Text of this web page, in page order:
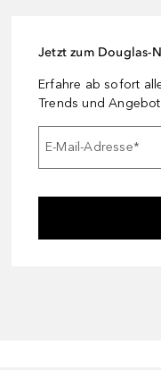
Jetzt zum Douglas-
Erfahre ab sofort
Trends und
E-Mail-Adresse*